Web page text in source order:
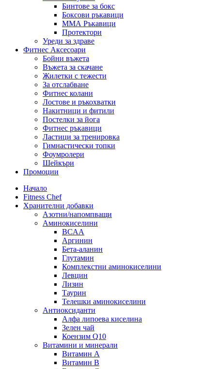
Бинтове за бокс
Боксови ръкавици
ММА Ръкавици
Протектори
Уреди за здраве
Фитнес Аксесоари
Бойни въжета
Въжета за скачане
Жилетки с тежести
За отслабване
Фитнес колани
Лостове и ръкохватки
Накитници и фитили
Постелки за йога
Фитнес ръкавици
Ластици за тренировка
Гимнастически топки
Фоумролери
Шейкъри
Промоции
Начало
Fitness Chef
Хранителни добавки
Азотни/напомпващи
Аминокиселини
BCAA
Аргинин
Бета-аланин
Глутамин
Комплекстни аминокиселини
Левцин
Лизин
Таурин
Телешки аминокиселини
Антиоксиданти
Алфа липоева киселина
Зелен чай
Коензим Q10
Витамини и минерали
Витамин А
Витамин B